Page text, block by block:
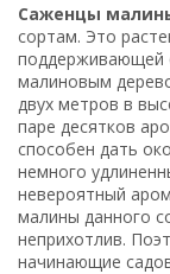
Саженцы
сортам. Это
поддерживающей
малиновым
двух метров в
паре десятков
способен дать
немного
невероятный
малины данного
неприхотлив.
начинающие